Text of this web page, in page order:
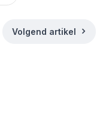
Volgend artikel